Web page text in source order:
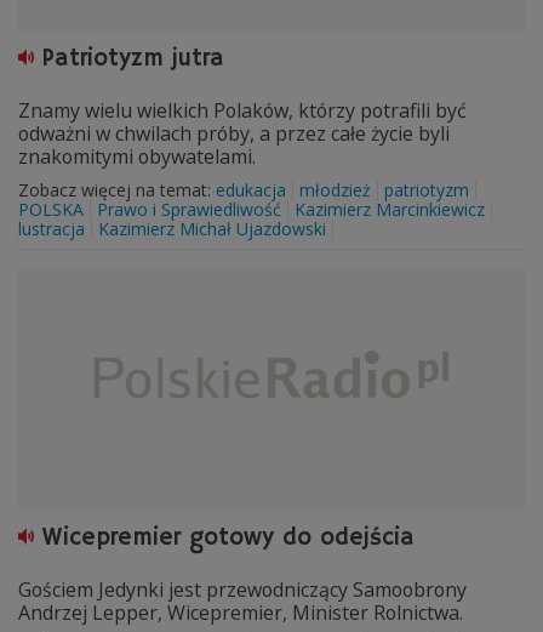
Patriotyzm jutra
Znamy wielu wielkich Polaków, którzy potrafili być
odważni w chwilach próby, a przez całe życie byli
znakomitymi obywatelami.
Zobacz więcej na temat: edukacja młodzież
patriotyzm
POLSKA
Prawo i Sprawiedliwość
Kazimierz Marcinkiewicz
lustracja
Kazimierz Michał Ujazdowski
Wicepremier gotowy do odejścia
Gościem Jedynki jest przewodniczący Samoobrony
Andrzej Lepper, Wicepremier, Minister Rolnictwa.